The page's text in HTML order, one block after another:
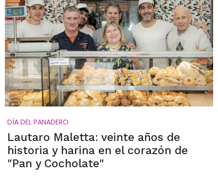
DÍA DEL PANADERO
Lautaro Maletta: veinte años de
historia y harina en el corazón de
"Pan y Cocholate"